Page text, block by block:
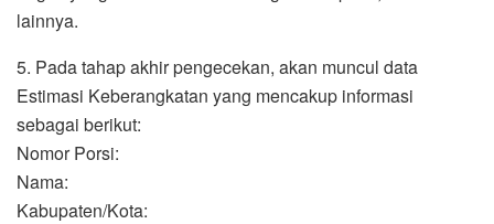
lainnya.
5. Pada tahap akhir pengecekan, akan muncul data
Estimasi Keberangkatan yang mencakup informasi
sebagai berikut:
Nomor Porsi:
Nama:
Kabupaten/Kota: